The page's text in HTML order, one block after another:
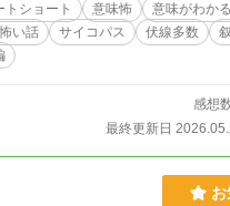
トショート 意味怖
意味がわか
い話
サイコパス 伏線多数
感想
最終更新日